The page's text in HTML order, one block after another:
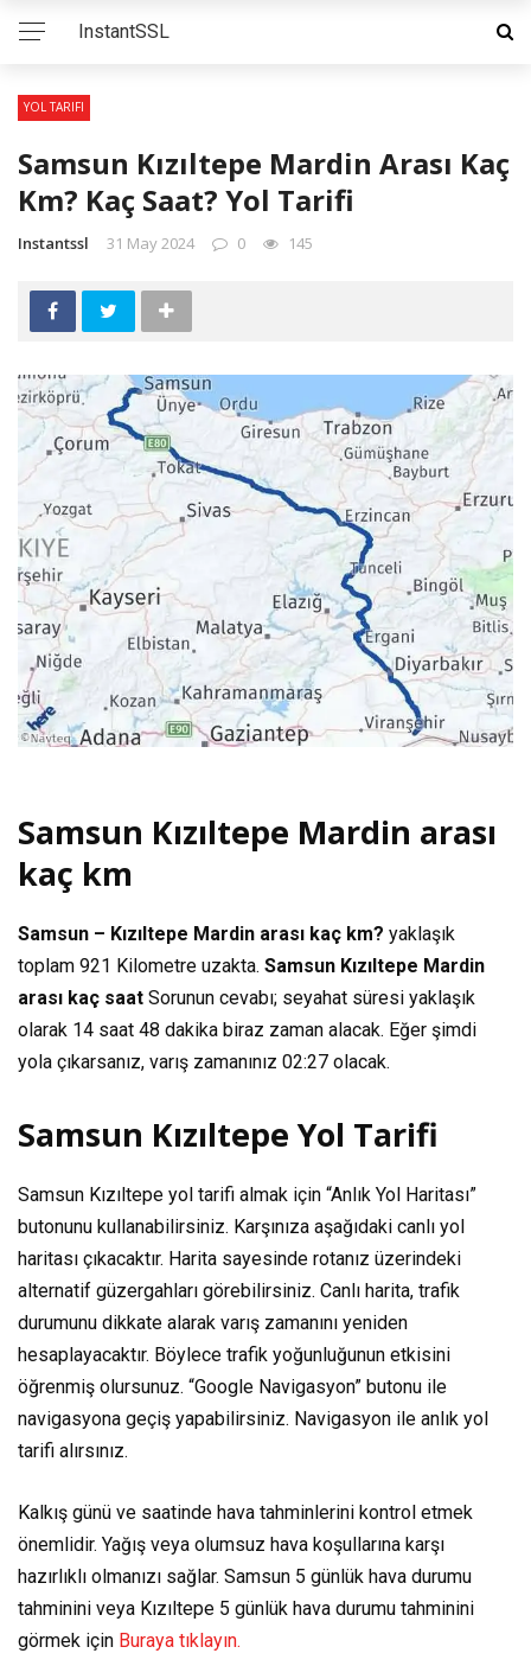
InstantSSL
YOL TARIFI
Samsun Kızıltepe Mardin Arası Kaç
Km? Kaç Saat? Yol Tarifi
Instantssl 31 May 2024 0 145
Samsun Kızıltepe Mardin arası
kaç km
Samsun – Kızıltepe Mardin arası kaç km? yaklaşık
toplam 921 Kilometre uzakta. Samsun Kızıltepe Mardin
arası kaç saat Sorunun cevabı; seyahat süresi yaklaşık
olarak 14 saat 48 dakika biraz zaman alacak. Eğer şimdi
yola çıkarsanız, varış zamanınız 02:27 olacak.
Samsun Kızıltepe Yol Tarifi
Samsun Kızıltepe yol tarifi almak için “Anlık Yol Haritası”
butonunu kullanabilirsiniz. Karşınıza aşağıdaki canlı yol
haritası çıkacaktır. Harita sayesinde rotanız üzerindeki
alternatif güzergahları görebilirsiniz. Canlı harita, trafik
durumunu dikkate alarak varış zamanını yeniden
hesaplayacaktır. Böylece trafik yoğunluğunun etkisini
öğrenmiş olursunuz. “Google Navigasyon” butonu ile
navigasyona geçiş yapabilirsiniz. Navigasyon ile anlık yol
tarifi alırsınız.
Kalkış günü ve saatinde hava tahminlerini kontrol etmek
önemlidir. Yağış veya olumsuz hava koşullarına karşı
hazırlıklı olmanızı sağlar. Samsun 5 günlük hava durumu
tahminini veya Kızıltepe 5 günlük hava durumu tahminini
görmek için Buraya tıklayın.